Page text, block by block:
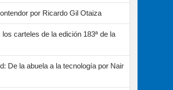
por Ricardo Gil Otaiza
carteles de la edición 183ª de la
De la abuela a la tecnología por Nair